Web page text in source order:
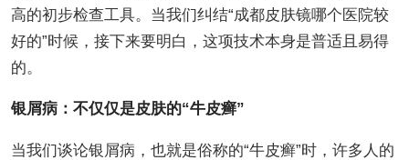
高的初步检查工具。当我们纠结“成都皮肤镜哪个医院较
好的”时候，接下来要明白，这项技术本身是普适且易得
的。
银屑病：不仅仅是皮肤的“牛皮癣”
当我们谈论银屑病，也就是俗称的“牛皮癣”时，许多人的